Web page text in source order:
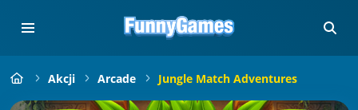
Akcji Arcade Jungle Match Adventures